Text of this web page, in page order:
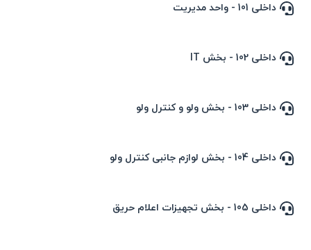
داخلی 101 - واحد مدیریت
داخلی 102 - بخش IT
داخلی 103 - بخش ولو و کنترل ولو
داخلی 104 - بخش لوازم جانبی کنترل ولو
داخلی 105 - بخش تجهیزات اعلام حریق